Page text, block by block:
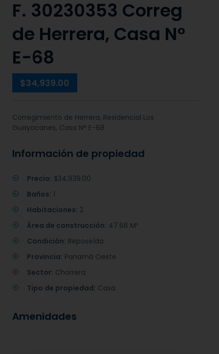
F. 30230353 Correg
de Herrera, Casa N°
E-68
$34,939.00
Corregimiento de Herrera, Residencial Los
Guayacanes, Casa N° E-68
Información de propiedad
Precio: $34,939.00
Baños: 1
Habitaciones: 2
Área de construcción: 47.66 M²
Condición: Reposeída
Provincia: Panamá Oeste
Sector: Chorrera
Tipo de propiedad: Casa
Amenidades